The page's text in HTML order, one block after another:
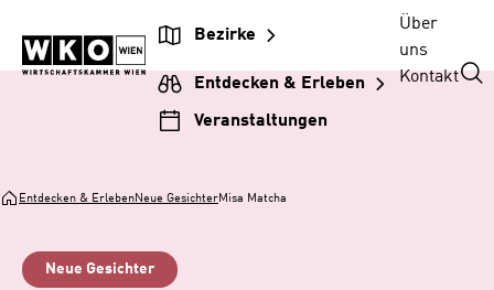
Inhalt
springen
Hauptnavigation
springen
Footer
springen
Bezirke
Entdecken & Erleben
Veranstaltungen
Über
uns
Kontakt
Entdecken & ErlebenNeue GesichterMisa Matcha
Neue Gesichter